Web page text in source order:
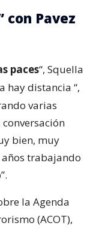
con Pavez
paces“, Squella
hay distancia “,
varias
bien, muy
trabajando
la Agenda
(ACOT),